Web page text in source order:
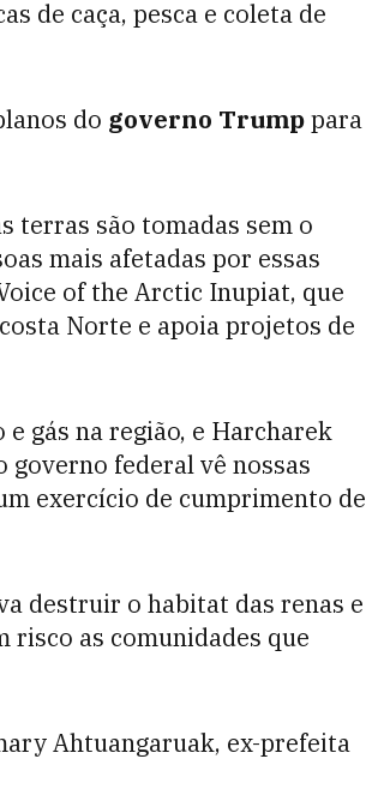
de caça, pesca e coleta de
do governo Trumppara
terras são tomadas sem o
mais afetadas por essas
of the Arctic Inupiat, que
Norte e apoia projetos de
gás na região, e Harcharek
federal vê nossas
exercício de cumprimento de
destruir o habitat das renas e
risco as comunidades que
Ahtuangaruak, ex-prefeita